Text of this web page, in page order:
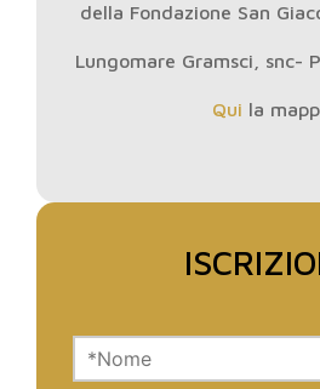
della Fondazione San
Lungomare Gramsci, snc-
Qui la